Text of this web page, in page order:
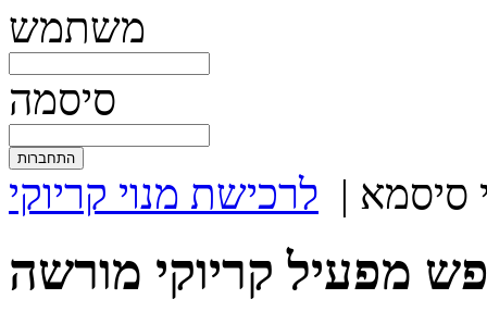
משתמש
סיסמה
סיסמא | לרכישת מנוי קריוקי